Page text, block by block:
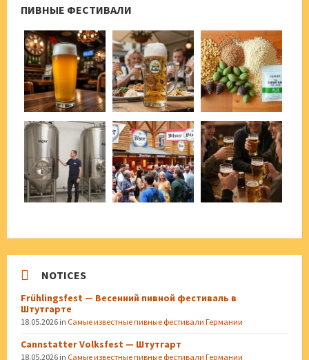
ПИВНЫЕ ФЕСТИВАЛИ
NOTICES
Frühlingsfest — Весенний пивной фестиваль в
Штутгарте
18.05.2026 in Самые известные пивные фестивали Германии
Cannstatter Volksfest — Штутгарт
18.05.2026 in Самые известные пивные фестивали Германии